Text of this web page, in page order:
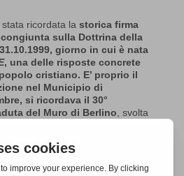
ricordata la storica firma
sulla Dottrina della
giorno in cui è nata
, una delle risposte concrete
cristiano. E’ proprio il
nel Municipio di
si ricordava il 30°
del Muro di Berlino , svolta
ha condiviso con la sua